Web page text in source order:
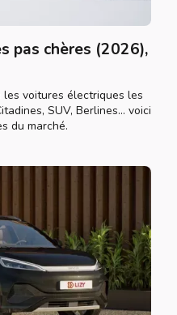
pas chères (2026),
voitures électriques les
SUV, Berlines... voici
du marché.